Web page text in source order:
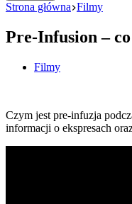
Strona główna Filmy
Pre-Infusion –
Filmy
Czym jest pre-infuzja
informacji o ekspresach